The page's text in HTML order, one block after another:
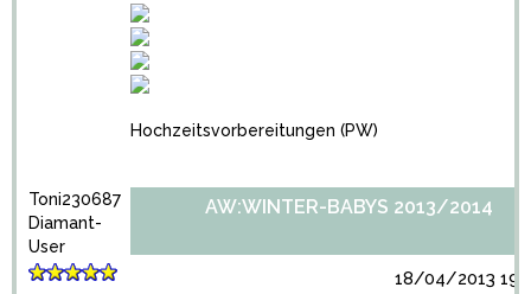
Hochzeitsvorbereitungen (PW)
Toni230687
Diamant-
User
AW:WINTER-BABYS 2013/2014
18/04/2013